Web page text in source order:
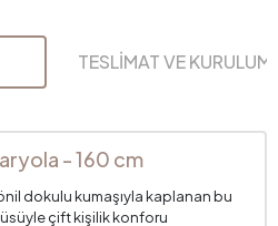
TESLİMAT VE KURULUM
- 160 cm
dokulu kumaşıyla kaplanan bu
çift kişilik konforu